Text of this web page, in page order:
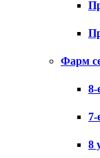
Фарм
8-
7-
8